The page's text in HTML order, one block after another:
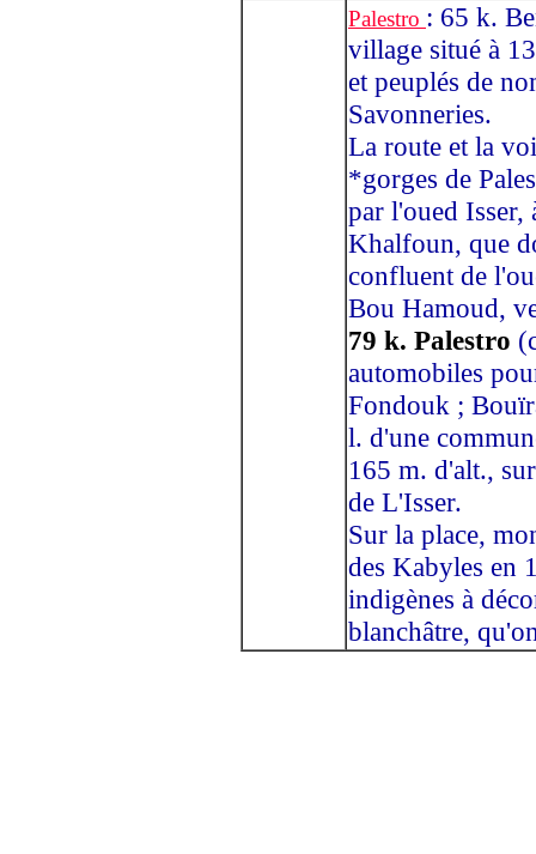
Palestro : 65 k.
village situé à
et peuplés de
Savonneries.
La route et la
*gorges de
par l'oued Isser,
Khalfoun, que
confluent de
Bou Hamoud,
79 k. Palestro
automobiles
Fondouk ;
l. d'une
165 m. d'alt.,
de L'Isser.
Sur la place,
des Kabyles en
indigènes à
blanchâtre,